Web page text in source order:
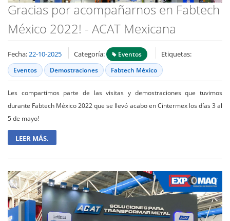
Gracias por acompañarnos en Fabtech
México 2022! - ACAT Mexicana
Fecha:22-10-2025 Categoría: Eventos Etiquetas:
Eventos Demostraciones Fabtech México
Les compartimos parte de las visitas y demostraciones que tuvimos
durante Fabtech México 2022 que se llevó acabo en Cintermex los días 3 al
5 de mayo!
LEER MÁS.